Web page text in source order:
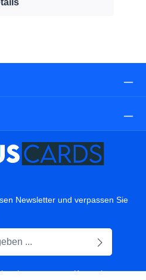
Newsletter und verpassen Sie
zur Kenntnis